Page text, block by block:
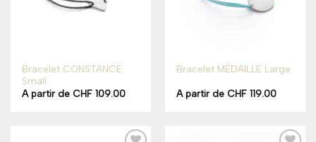
Bracelet CONSTANCE
Small
A partir deCHF 109.00
Bracelet MÉDAILLE Large
A partir deCHF 119.00